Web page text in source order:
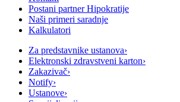
Postani partner Hipokratije
Naši primeri saradnje
Kalkulatori
Za predstavnike ustanova›
Elektronski zdravstveni karton›
Zakazivač›
Notify›
Ustanove›